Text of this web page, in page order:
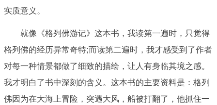
实质意义。
就像《格列佛游记》这本书，我读第一遍时，只觉得
格列佛的经历异常奇特;而读第二遍时，我才感受到了作者
对每一种情景都做了细致的描绘，让人有身临其境之感。
我才明白了书中深刻的含义。这本书的主要资料是：格列
佛因为在大海上冒险，突遇大风，船被打翻了，他抓住一